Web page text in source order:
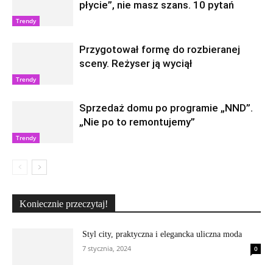
Trendy
płycie”, nie masz szans. 10 pytań
Trendy
Przygotował formę do rozbieranej
sceny. Reżyser ją wyciął
Trendy
Sprzedaż domu po programie „NND”.
„Nie po to remontujemy”
Koniecznie przeczytaj!
Styl city, praktyczna i elegancka uliczna moda
7 stycznia, 2024
0